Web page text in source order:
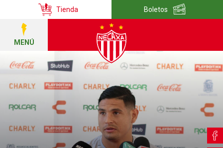
Tienda Boletos
MENÚ